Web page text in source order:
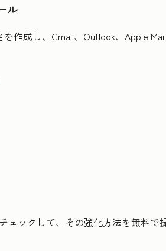
ル
作成し、Gmail、Outlook、Apple
ェックして、その強化方法を無料